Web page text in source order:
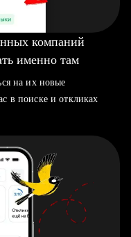
компаний
именно там
на их новые
в поиске и откликах